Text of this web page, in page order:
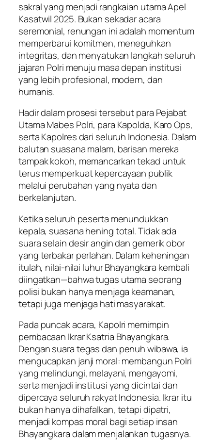
sakral yang menjadi rangkaian utama Apel
Kasatwil 2025. Bukan sekadar acara
seremonial, renungan ini adalah momentum
memperbarui komitmen, meneguhkan
integritas, dan menyatukan langkah seluruh
jajaran Polri menuju masa depan institusi
yang lebih profesional, modern, dan
humanis.
Hadir dalam prosesi tersebut para Pejabat
Utama Mabes Polri, para Kapolda, Karo Ops,
serta Kapolres dari seluruh Indonesia. Dalam
balutan suasana malam, barisan mereka
tampak kokoh, memancarkan tekad untuk
terus memperkuat kepercayaan publik
melalui perubahan yang nyata dan
berkelanjutan.
Ketika seluruh peserta menundukkan
kepala, suasana hening total. Tidak ada
suara selain desir angin dan gemerik obor
yang terbakar perlahan. Dalam keheningan
itulah, nilai-nilai luhur Bhayangkara kembali
diingatkan—bahwa tugas utama seorang
polisi bukan hanya menjaga keamanan,
tetapi juga menjaga hati masyarakat.
Pada puncak acara, Kapolri memimpin
pembacaan Ikrar Ksatria Bhayangkara.
Dengan suara tegas dan penuh wibawa, ia
mengucapkan janji moral: membangun Polri
yang melindungi, melayani, mengayomi,
serta menjadi institusi yang dicintai dan
dipercaya seluruh rakyat Indonesia. Ikrar itu
bukan hanya dihafalkan, tetapi dipatri,
menjadi kompas moral bagi setiap insan
Bhayangkara dalam menjalankan tugasnya.